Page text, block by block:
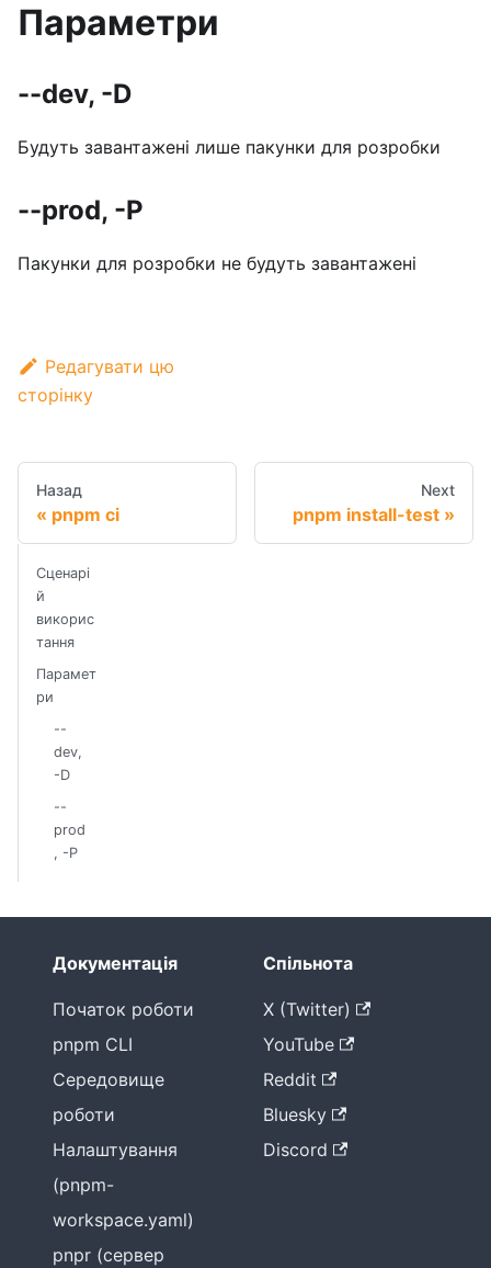
Параметри
--dev, -D
Будуть завантажені лише пакунки для розробки
--prod, -P
Пакунки для розробки не будуть завантажені
Редагувати цю
сторінку
Назад
pnpm ci
Next
pnpm install-test
Сценарі
й
викорис
тання
Парамет
ри
--
dev,
-D
--
prod
, -P
Документація
Початок роботи
pnpm CLI
Середовище
роботи
Налаштування
(pnpm-
workspace.yaml)
pnpr (сервер
Спільнота
X (Twitter)
YouTube
Reddit
Bluesky
Discord